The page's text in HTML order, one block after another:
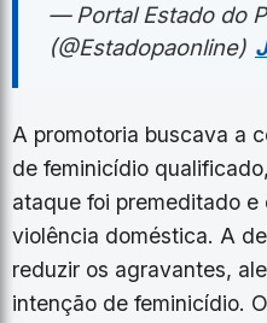
— Portal Estado do
(@Estadopaonline)
A promotoria buscava a
de feminicídio
ataque foi premeditado
violência doméstica. A
reduzir os agravantes,
intenção de feminicídio.